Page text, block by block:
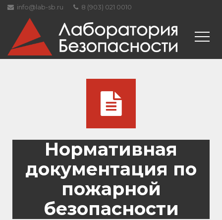
info@lab-sb.ru 8 (903) 021 0010
Нормативная
документация по
пожарной
безопасности